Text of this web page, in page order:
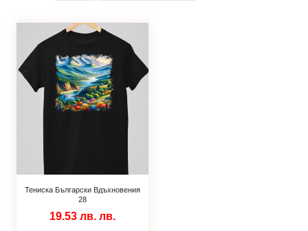
Тениска Български Вдъхновения
28
19.53 лв. лв.